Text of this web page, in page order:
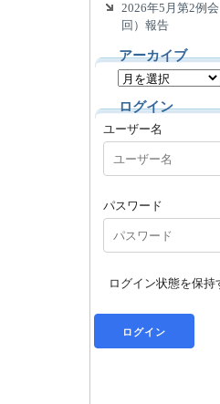
2026年5月第2例
回）報告
アーカイブ
ログイン
ユーザー名
パスワード
ログイン状態を保持